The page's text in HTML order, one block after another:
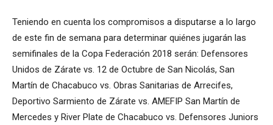
Teniendo en cuenta los compromisos a disputarse a lo largo
de este fin de semana para determinar quiénes jugarán las
semifinales de la Copa Federación 2018 serán: Defensores
Unidos de Zárate vs. 12 de Octubre de San Nicolás, San
Martín de Chacabuco vs. Obras Sanitarias de Arrecifes,
Deportivo Sarmiento de Zárate vs. AMEFIP San Martín de
Mercedes y River Plate de Chacabuco vs. Defensores Juniors